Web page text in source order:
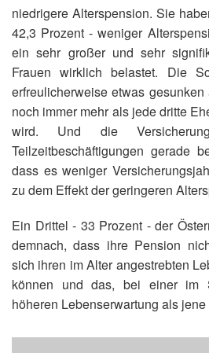
niedrigere Alterspension. Sie
42,3 Prozent - weniger
ein sehr großer und sehr
Frauen wirklich belastet. Die
erfreulicherweise etwas
noch immer mehr als jede dritte
wird. Und die
Teilzeitbeschäftigungen gerade
dass es weniger
zu dem Effekt der geringeren
Ein Drittel - 33 Prozent - der
demnach, dass ihre Pension
sich ihren im Alter angestrebten
können und das, bei einer im
höheren Lebenserwartung als